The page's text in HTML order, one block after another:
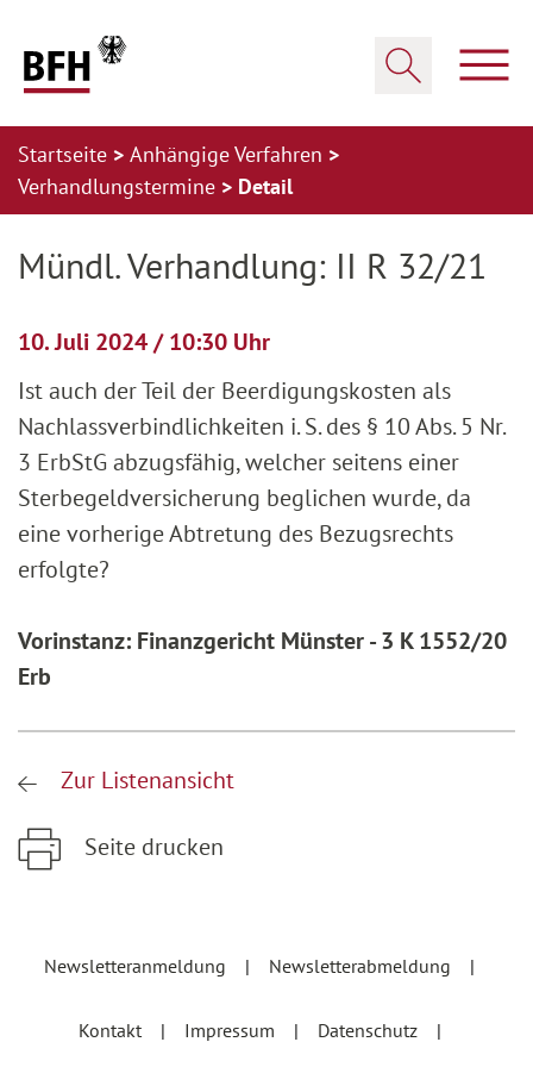
Startseite
Anhängige Verfahren
Verhandlungstermine
Detail
Mündl. Verhandlung: II R 32/21
10. Juli 2024 / 10:30 Uhr
Ist auch der Teil der Beerdigungskosten als
Nachlassverbindlichkeiten i. S. des § 10 Abs. 5 Nr.
3 ErbStG abzugsfähig, welcher seitens einer
Sterbegeldversicherung beglichen wurde, da
eine vorherige Abtretung des Bezugsrechts
erfolgte?
Vorinstanz: Finanzgericht Münster - 3 K 1552/20
Erb
Zur Listenansicht
Seite drucken
Newsletteranmeldung
Newsletterabmeldung
Kontakt Impressum Datenschutz